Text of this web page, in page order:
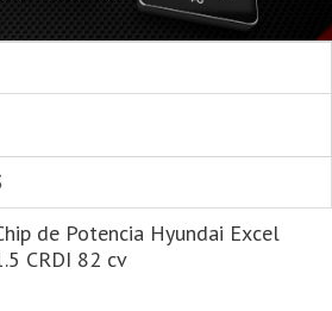
de Potencia Hyundai Excel
CRDI 82 cv